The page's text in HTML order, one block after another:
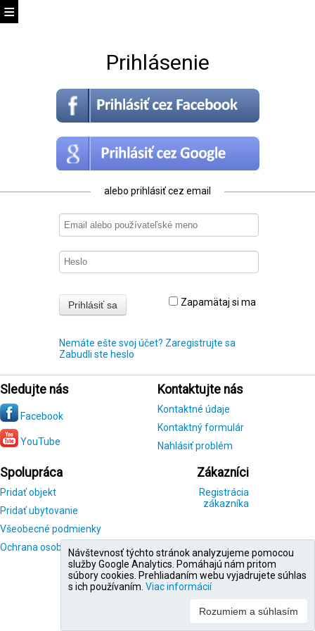
Prihlásenie
alebo prihlásiť cez email
Zapamätaj si ma
Nemáte ešte svoj účet? Zaregistrujte sa
Zabudli ste heslo
Sledujte nás
Facebook
YouTube
Kontaktujte nás
Kontaktné údaje
Kontaktný formulár
Nahlásiť problém
Spolupráca
Pridať objekt
Pridať ubytovanie
Všeobecné podmienky
Ochrana osobných údajov
Zákazníci
Registrácia
zákazníka
Návštevnosť týchto stránok analyzujeme pomocou
služby Google Analytics. Pomáhajú nám pritom
súbory cookies. Prehliadaním webu vyjadrujete súhlas
s ich používaním. Viac informácií